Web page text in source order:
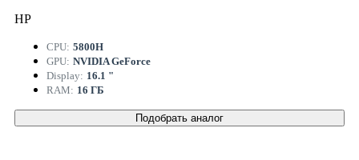
HP
CPU: 5800H
GPU: NVIDIA GeForce
Display: 16.1 "
RAM: 16 ГБ
Подобрать аналог